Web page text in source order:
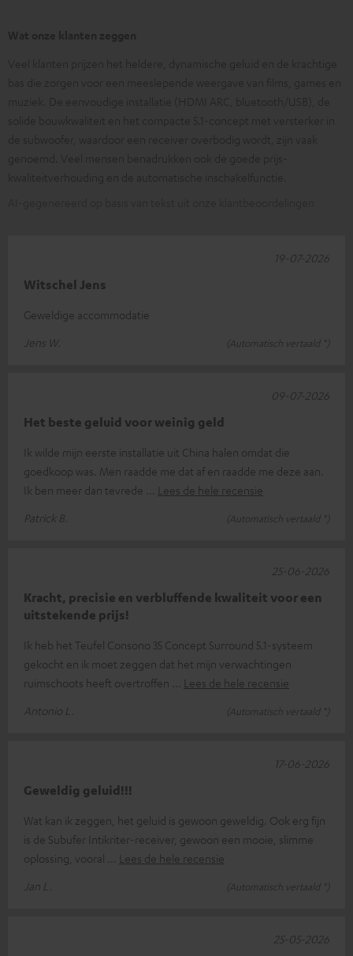
Witschel Jens
Geweldige accommodatie
Jens W.
(Automatisch vertaald *)
19-07-2026
Het beste geluid voor weinig geld
Ik wilde mijn eerste installatie uit China halen omdat die
goedkoop was. Men raadde me dat af en raadde me deze aan.
Ik ben meer dan tevrede
Lees de hele recensie
Patrick B.
(Automatisch vertaald *)
09-07-2026
Kracht, precisie en verbluffende kwaliteit voor een
uitstekende prijs!
Ik heb het Teufel Consono 35 Concept Surround 5.1-systeem
gekocht en ik moet zeggen dat het mijn verwachtingen
ruimschoots heeft overtroffen
Lees de hele recensie
Antonio L.
(Automatisch vertaald *)
25-06-2026
Geweldig geluid!!!
Wat kan ik zeggen, het geluid is gewoon geweldig. Ook erg fijn
is de Subufer Intikriter-receiver, gewoon een mooie, slimme
oplossing, vooral
Lees de hele recensie
Jan L.
(Automatisch vertaald *)
17-06-2026
25-05-2026